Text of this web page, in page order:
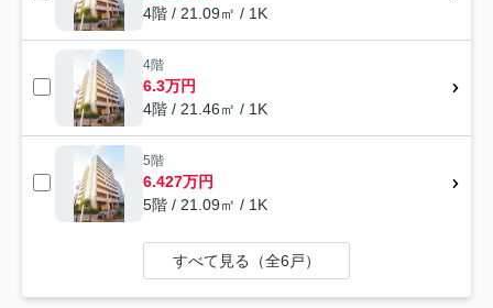
4階 / 21.09㎡ / 1K
4階
6.3万円
4階 / 21.46㎡ / 1K
5階
6.427万円
5階 / 21.09㎡ / 1K
すべて見る（全6戸）